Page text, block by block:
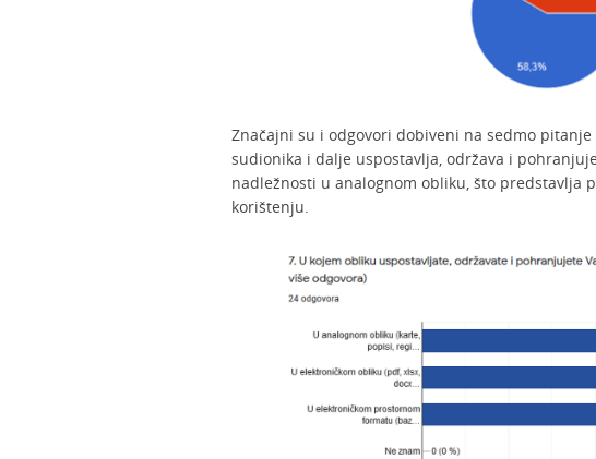
Značajni su i odgovori dobiveni na sedmo
sudionika i dalje uspostavlja, održava i
nadležnosti u analognom obliku, što predstavlja
korištenju.